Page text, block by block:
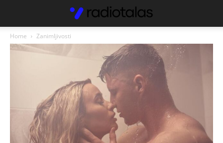
Home Zanimljivosti